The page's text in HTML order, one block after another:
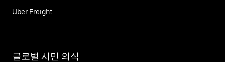
Uber Freight
글로벌 시민 의식